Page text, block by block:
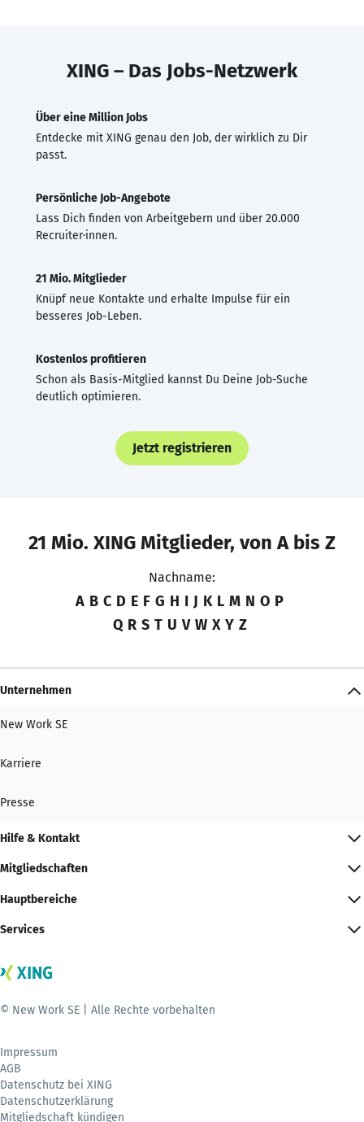
XING – Das Jobs-Netzwerk
Über eine Million Jobs
Entdecke mit XING genau den Job, der wirklich zu Dir
passt.
Persönliche Job-Angebote
Lass Dich finden von Arbeitgebern und über 20.000
Recruiter·innen.
21 Mio. Mitglieder
Knüpf neue Kontakte und erhalte Impulse für ein
besseres Job-Leben.
Kostenlos profitieren
Schon als Basis-Mitglied kannst Du Deine Job-Suche
deutlich optimieren.
Jetzt registrieren
21 Mio. XING Mitglieder, von A bis Z
Nachname:
A B C D E F G H I J K L M N O P
Q R S T U V W X Y Z
Unternehmen
New Work SE
Karriere
Presse
Hilfe & Kontakt
Mitgliedschaften
Hauptbereiche
Services
© New Work SE | Alle Rechte vorbehalten
Impressum
AGB
Datenschutz bei XING
Datenschutzerklärung
Mitgliedschaft kündigen